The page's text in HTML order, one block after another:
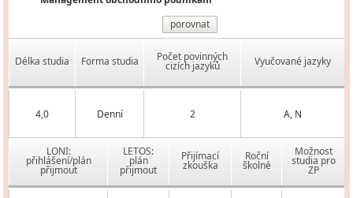
porovnat
Délka studia Forma studia Počet povinných
cizích jazyků Vyučované jazyky
4,0 Denní 2 A, N
LONI:
přihlášení/plán
přijmout
LETOS:
plán
přijmout
Přijímací
zkouška
Roční
školné
Možnost
studia pro
ZP